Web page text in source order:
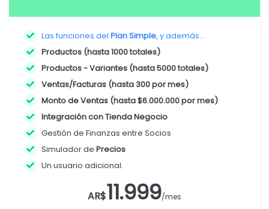
Las funciones del Plan Simple, y además...
Productos (hasta 1000 totales)
Productos - Variantes (hasta 5000 totales)
Ventas/Facturas (hasta 300 por mes)
Monto de Ventas (hasta $6.000.000 por mes)
Integración con Tienda Negocio
Gestión de Finanzas entre Socios
Simulador de Precios
Un usuario adicional.
AR$11.999/mes